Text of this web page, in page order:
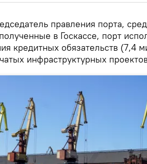
правления порта,
в Госкассе, порт
кредитных обязательств (7,4
инфраструктурных